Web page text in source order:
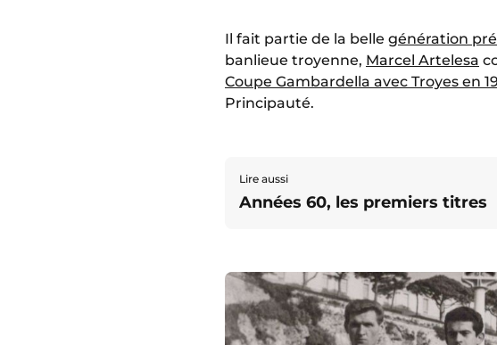
Il fait partie de la belle génération
banlieue troyenne, Marcel Artelesa
Coupe Gambardella avec Troyes en
Principauté.
Lire aussi
Années 60, les premiers titres